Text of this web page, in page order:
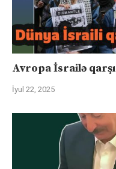
Avropa İsrailə qarşı
İyul 22, 2025